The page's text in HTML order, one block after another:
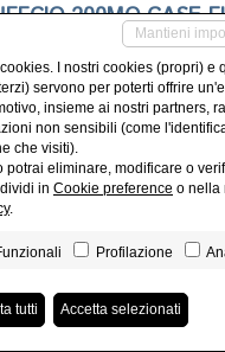
200MQ CASE
FINALI. Negozio -
su strada di grande
di circa 20mq, un
possibilità...
Mantieni
I nostri cookies (propri) e
servono per poterti offrire
insieme ai nostri partners,
non sensibili (come
che visiti).
potrai eliminare, modificare o
in Cookie preference o nella
.
Profilazione
tutti Accetta selezionati